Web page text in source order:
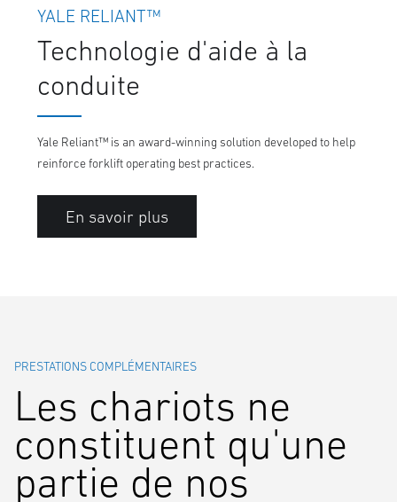
YALE RELIANT™
Technologie d'aide à la
conduite
Yale Reliant™ is an award-winning solution developed to help
reinforce forklift operating best practices.
En savoir plus
PRESTATIONS COMPLÉMENTAIRES
Les chariots ne
constituent qu'une
partie de nos